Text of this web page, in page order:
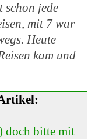
schon jede
mit 7 war
Heute
kam und
doch bitte mit